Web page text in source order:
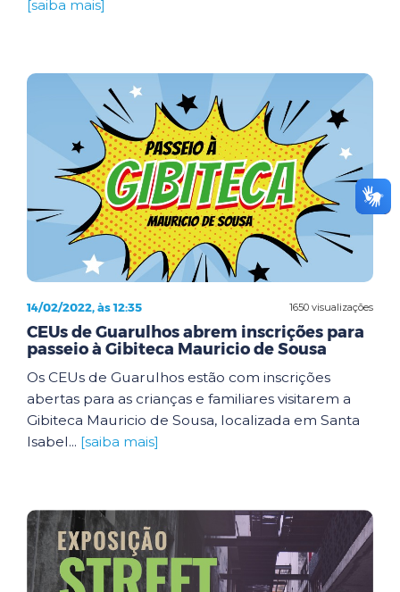
[saiba mais]
1650 visualizações
14/02/2022, às 12:35
CEUs de Guarulhos abrem inscrições para
passeio à Gibiteca Mauricio de Sousa
Os CEUs de Guarulhos estão com inscrições
abertas para as crianças e familiares visitarem a
Gibiteca Mauricio de Sousa, localizada em Santa
Isabel... [saiba mais]